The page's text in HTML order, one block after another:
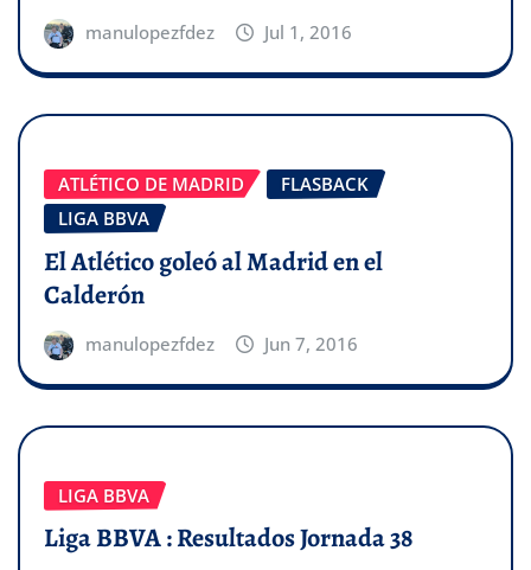
manulopezfdez Jul 1, 2016
ATLÉTICO DE MADRID
FLASBACK
LIGA BBVA
El Atlético goleó al Madrid en el
Calderón
manulopezfdez Jun 7, 2016
LIGA BBVA
Liga BBVA : Resultados Jornada 38